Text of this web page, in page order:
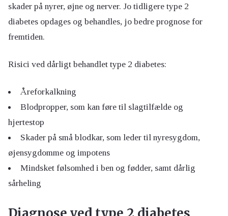
skader på nyrer, øjne og nerver. Jo tidligere type 2
diabetes opdages og behandles, jo bedre prognose for
fremtiden.
Risici ved dårligt behandlet type 2 diabetes:
Åreforkalkning
Blodpropper, som kan føre til slagtilfælde og
hjertestop
Skader på små blodkar, som leder til nyresygdom,
øjensygdomme og impotens
Mindsket følsomhed i ben og fødder, samt dårlig
sårheling